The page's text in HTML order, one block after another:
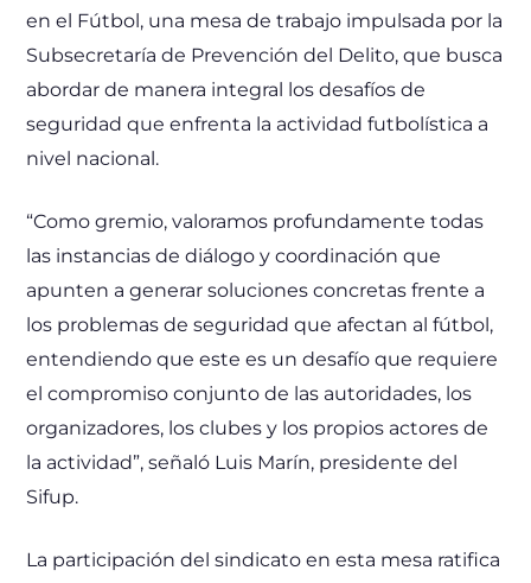
en el Fútbol, una mesa de trabajo impulsada por la
Subsecretaría de Prevención del Delito, que busca
abordar de manera integral los desafíos de
seguridad que enfrenta la actividad futbolística a
nivel nacional.
“Como gremio, valoramos profundamente todas
las instancias de diálogo y coordinación que
apunten a generar soluciones concretas frente a
los problemas de seguridad que afectan al fútbol,
entendiendo que este es un desafío que requiere
el compromiso conjunto de las autoridades, los
organizadores, los clubes y los propios actores de
la actividad”, señaló Luis Marín, presidente del
Sifup.
La participación del sindicato en esta mesa ratifica